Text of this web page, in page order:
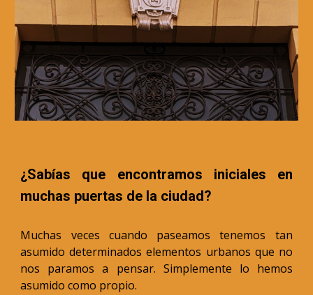
¿Sabías que encontramos iniciales en
muchas puertas de la ciudad?
Muchas veces cuando paseamos tenemos tan
asumido determinados elementos urbanos que no
nos paramos a pensar. Simplemente lo hemos
asumido como propio.